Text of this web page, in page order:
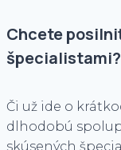
Chcete
špecialistami?
Či už ide o
dlhodobú
skúsených